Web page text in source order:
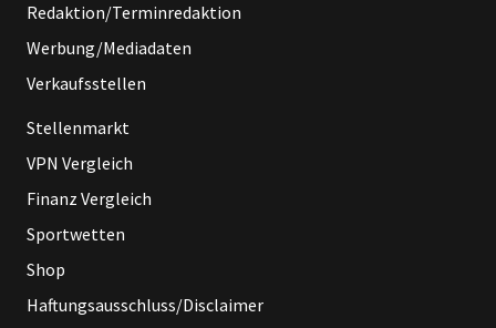
Redaktion/Terminredaktion
Werbung/Mediadaten
Verkaufsstellen
Stellenmarkt
VPN Vergleich
Finanz Vergleich
Sportwetten
Shop
Haftungsausschluss/Disclaimer